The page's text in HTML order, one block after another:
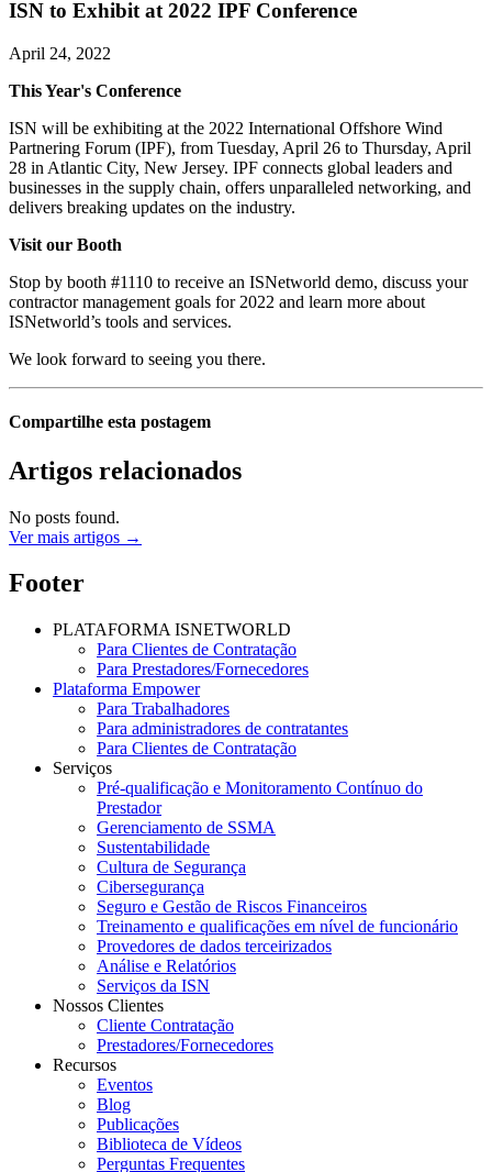
ISN to Exhibit at 2022 IPF Conference
April 24, 2022
This Year's Conference
ISN will be exhibiting at the 2022 International Offshore Wind
Partnering Forum (IPF), from Tuesday, April 26 to Thursday, April
28 in Atlantic City, New Jersey. IPF connects global leaders and
businesses in the supply chain, offers unparalleled networking, and
delivers breaking updates on the industry.
Visit our Booth
Stop by booth #1110 to receive an ISNetworld demo, discuss your
contractor management goals for 2022 and learn more about
ISNetworld’s tools and services.
We look forward to seeing you there.
Compartilhe esta postagem
Artigos relacionados
No posts found.
Ver mais artigos →
Footer
PLATAFORMA ISNETWORLD
Para Clientes de Contratação
Para Prestadores/Fornecedores
Plataforma Empower
Para Trabalhadores
Para administradores de contratantes
Para Clientes de Contratação
Serviços
Pré-qualificação e Monitoramento Contínuo do
Prestador
Gerenciamento de SSMA
Sustentabilidade
Cultura de Segurança
Cibersegurança
Seguro e Gestão de Riscos Financeiros
Treinamento e qualificações em nível de funcionário
Provedores de dados terceirizados
Análise e Relatórios
Serviços da ISN
Nossos Clientes
Cliente Contratação
Prestadores/Fornecedores
Recursos
Eventos
Blog
Publicações
Biblioteca de Vídeos
Perguntas Frequentes